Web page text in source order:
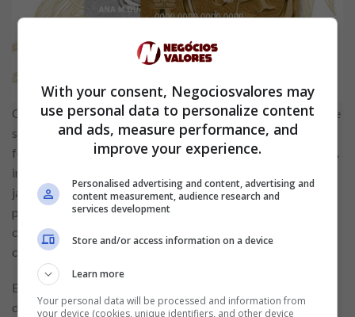
O C&A Pay vem a partir da recompra de direitos de oferta de
serviços e produtos financeiros, até então explorados de
forma exclusiva pelo Bradesco. Para garantir a oferta, a C&A
investiu R$ 415 milhões, valor que deve ser liquidado em
janeiro de 2023 e corrigido a partir de 31 de janeiro do
próximo ano, a 112,5% do CDI. Ainda de acordo com o
comunicado, haverá uma transição entre os produtos
comercializados pelo Bradesco e a C&A.
Em relação à nova solução digital de pagamentos, a meta é
disponibiliza-la à base de membros do programa de
With your consent, Negociosvalores may
use personal data to personalize content
and ads, measure performance, and
improve your experience.
Personalised advertising and content, advertising and
content measurement, audience research and
services development
Store and/or access information on a device
Learn more
Your personal data will be processed and information from
your device (cookies, unique identifiers, and other device